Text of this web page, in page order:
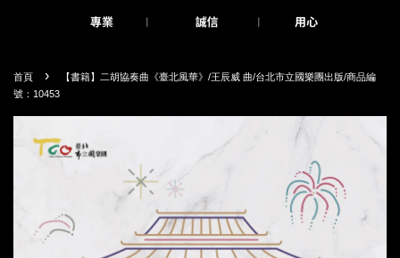
首頁 ›
【書籍】二胡協奏曲《臺北風華》/王辰威 曲/台北市立國樂團出版/商品編
號：10453